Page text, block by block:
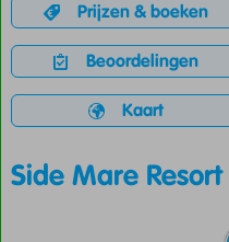
Prijzen & boeken
Beoordelingen
Kaart
Side Mare Resort